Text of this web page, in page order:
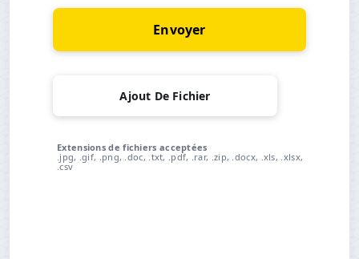
Envoyer
Ajout De Fichier
Extensions de fichiers acceptées
.jpg, .gif, .png, .doc, .txt, .pdf, .rar, .zip, .docx, .xls, .xlsx,
.csv